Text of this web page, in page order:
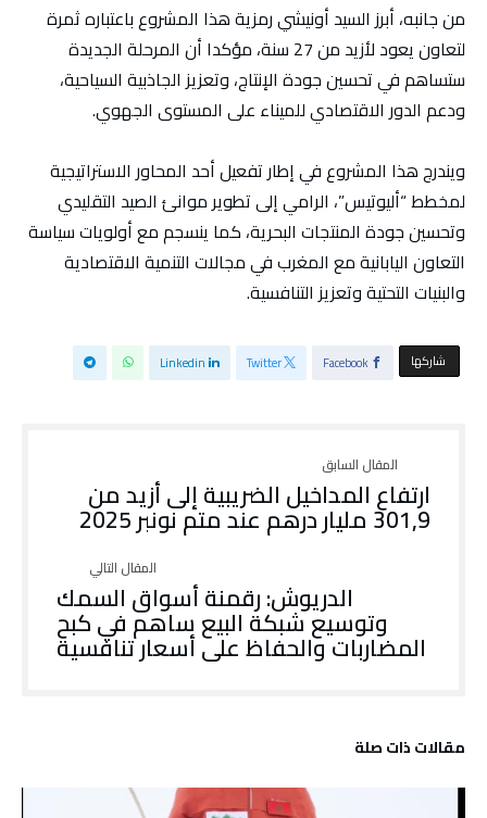
من جانبه، أبرز السيد أونيشي رمزية هذا المشروع باعتباره ثمرة
لتعاون يعود لأزيد من 27 سنة، مؤكدا أن المرحلة الجديدة
ستساهم في تحسين جودة الإنتاج، وتعزيز الجاذبية السياحية،
ودعم الدور الاقتصادي للميناء على المستوى الجهوي.
ويندرج هذا المشروع في إطار تفعيل أحد المحاور الاستراتيجية
لمخطط “أليوتيس”، الرامي إلى تطوير موانئ الصيد التقليدي
وتحسين جودة المنتجات البحرية، كما ينسجم مع أولويات سياسة
التعاون اليابانية مع المغرب في مجالات التنمية الاقتصادية
والبنيات التحتية وتعزيز التنافسية.
‫‫ شاركها‬ Facebook
Twitter
Linkedin
ارتفاع المداخيل الضريبية إلى أزيد من
301,9 مليار درهم عند متم نونبر 2025
الدريوش: رقمنة أسواق السمك
وتوسيع شبكة البيع ساهم في كبح
المضاربات والحفاظ على أسعار تنافسية
‫مقالات ذات صلة‬